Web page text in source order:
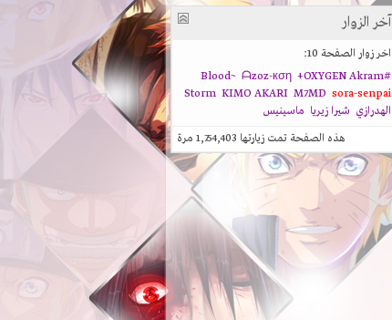
آخر الزوار
اخر زوار الصفحة 10:
#Blood~
ᗩzoz-кση +OXYGENAkram
Storm KIMO AKARI M7MD sora-senpai
الهدرازي شيرا زيريا ماسينيس
هذه الصفحة تمت زيارتها 1,754,403 مرة